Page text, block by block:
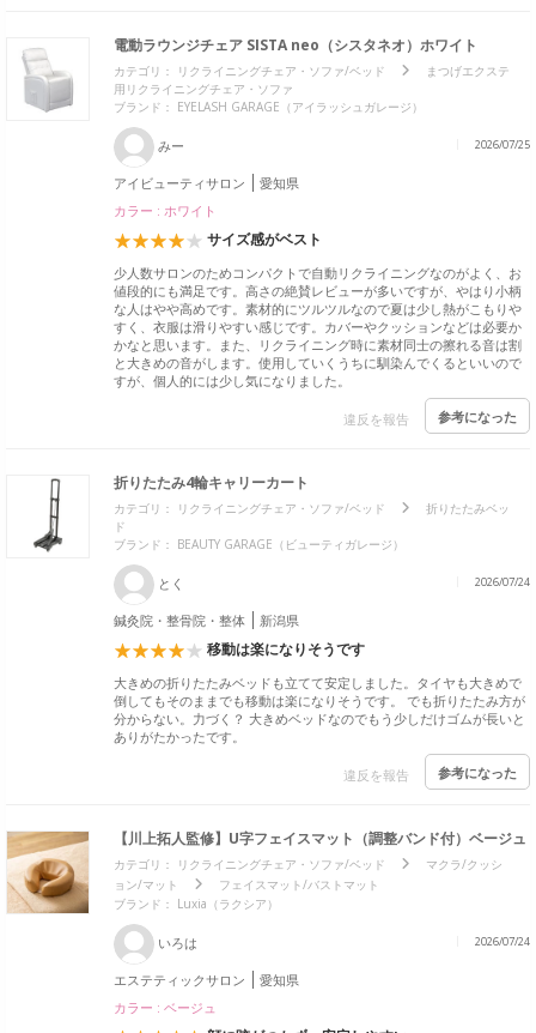
電動ラウンジチェア SISTA neo（シスタネオ）ホワイト
カテゴリ： リクライニングチェア・ソファ/ベッド
まつげエクステ
用リクライニングチェア・ソファ
ブランド： EYELASH GARAGE（アイラッシュガレージ）
みー 2026/07/25
アイビューティサロン
愛知県
カラー : ホワイト
サイズ感がベスト
少人数サロンのためコンパクトで自動リクライニングなのがよく、お
値段的にも満足です。高さの絶賛レビューが多いですが、やはり小柄
な人はやや高めです。素材的にツルツルなので夏は少し熱がこもりや
すく、衣服は滑りやすい感じです。カバーやクッションなどは必要か
かなと思います。また、リクライニング時に素材同士の擦れる音は割
と大きめの音がします。使用していくうちに馴染んでくるといいので
すが、個人的には少し気になりました。
違反を報告 参考になった
折りたたみ4輪キャリーカート
カテゴリ： リクライニングチェア・ソファ/ベッド
折りたたみベッ
ド
ブランド： BEAUTY GARAGE（ビューティガレージ）
とく 2026/07/24
鍼灸院・整骨院・整体 新潟県
移動は楽になりそうです
大きめの折りたたみベッドも立てて安定しました。タイヤも大きめで
倒してもそのままでも移動は楽になりそうです。 でも折りたたみ方が
分からない。力づく？ 大きめベッドなのでもう少しだけゴムが長いと
ありがたかったです。
違反を報告 参考になった
【川上拓人監修】U字フェイスマット（調整バンド付）ベージュ
カテゴリ： リクライニングチェア・ソファ/ベッド
マクラ/クッシ
ョン/マット
フェイスマット/バストマット
ブランド： Luxia（ラクシア）
いろは 2026/07/24
エステティックサロン
愛知県
カラー : ベージュ